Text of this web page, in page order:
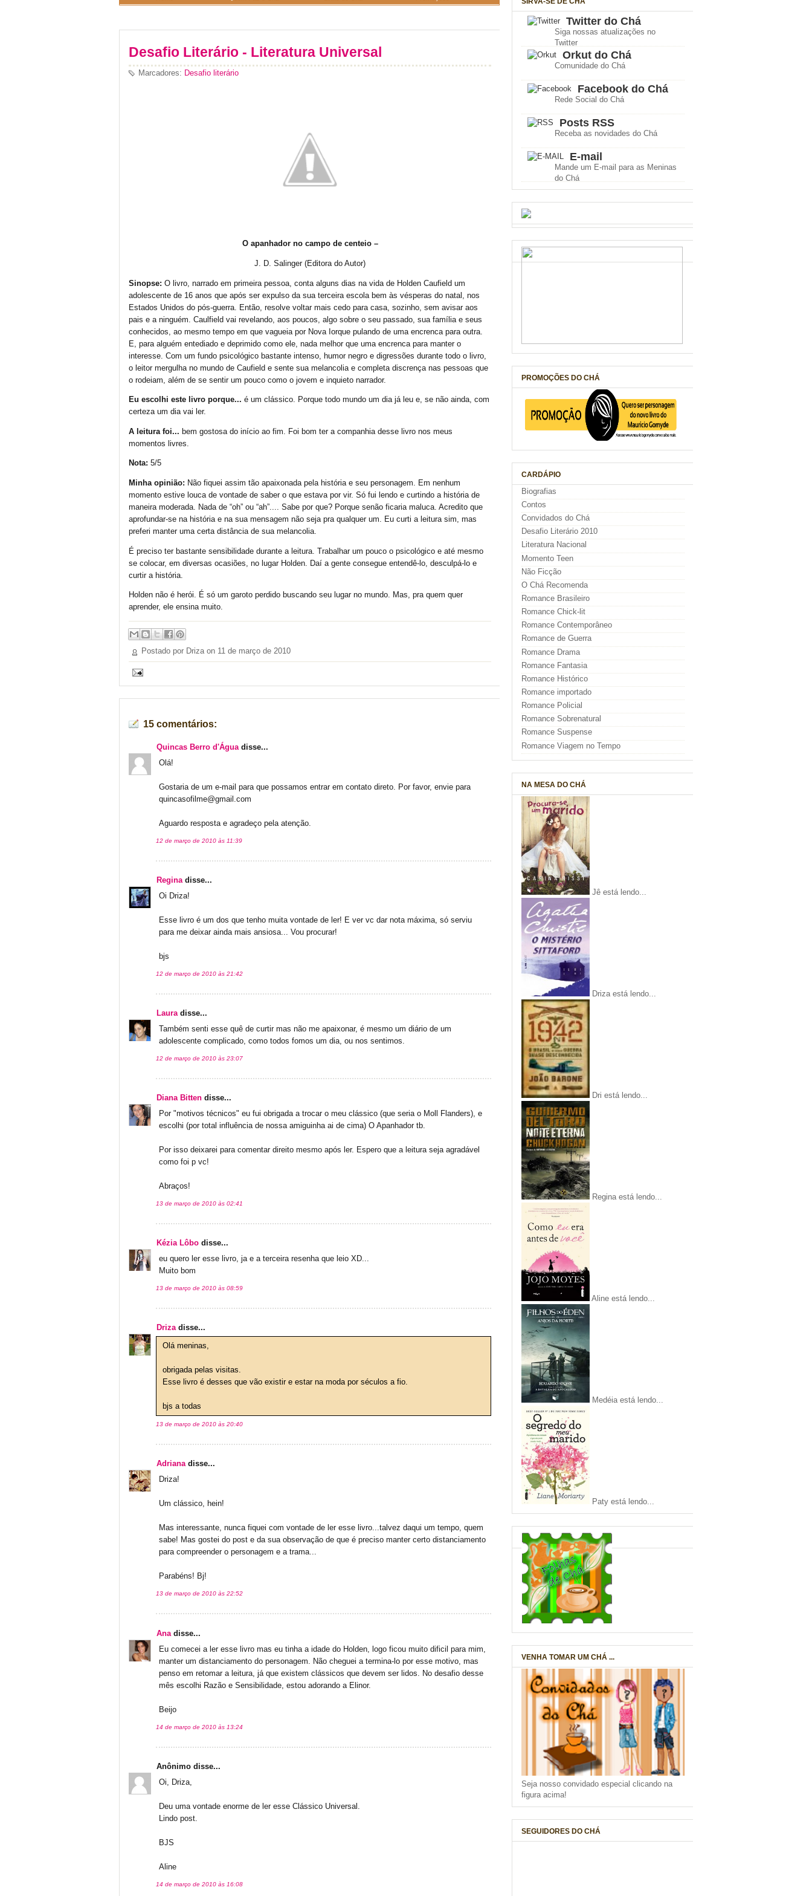
Desafio Literário - Literatura Universal
Marcadores: Desafio literário
O apanhador no campo de centeio –
J. D. Salinger (Editora do Autor)
Sinopse: O livro, narrado em primeira pessoa, conta alguns dias na vida de Holden Caufield um
adolescente de 16 anos que após ser expulso da sua terceira escola bem às vésperas do natal, nos
Estados Unidos do pós-guerra. Então, resolve voltar mais cedo para casa, sozinho, sem avisar aos
pais e a ninguém. Caulfield vai revelando, aos poucos, algo sobre o seu passado, sua família e seus
conhecidos, ao mesmo tempo em que vagueia por Nova Iorque pulando de uma encrenca para outra.
E, para alguém entediado e deprimido como ele, nada melhor que uma encrenca para manter o
interesse. Com um fundo psicológico bastante intenso, humor negro e digressões durante todo o livro,
o leitor mergulha no mundo de Caufield e sente sua melancolia e completa discrença nas pessoas que
o rodeiam, além de se sentir um pouco como o jovem e inquieto narrador.
Eu escolhi este livro porque... é um clássico. Porque todo mundo um dia já leu e, se não ainda, com
certeza um dia vai ler.
A leitura foi... bem gostosa do início ao fim. Foi bom ter a companhia desse livro nos meus
momentos livres.
Nota: 5/5
Minha opinião: Não fiquei assim tão apaixonada pela história e seu personagem. Em nenhum
momento estive louca de vontade de saber o que estava por vir. Só fui lendo e curtindo a história de
maneira moderada. Nada de “oh” ou “ah”.... Sabe por que? Porque senão ficaria maluca. Acredito que
aprofundar-se na história e na sua mensagem não seja pra qualquer um. Eu curti a leitura sim, mas
preferi manter uma certa distância de sua melancolia.
É preciso ter bastante sensibilidade durante a leitura. Trabalhar um pouco o psicológico e até mesmo
se colocar, em diversas ocasiões, no lugar Holden. Daí a gente consegue entendê-lo, desculpá-lo e
curtir a história.
Holden não é herói. É só um garoto perdido buscando seu lugar no mundo. Mas, pra quem quer
aprender, ele ensina muito.
Postado por Driza on 11 de março de 2010
15 comentários:
Quincas Berro d'Água disse...
Olá!
Gostaria de um e-mail para que possamos entrar em contato direto. Por favor, envie para
quincasofilme@gmail.com
Aguardo resposta e agradeço pela atenção.
12 de março de 2010 às 11:39
Regina disse...
Oi Driza!
Esse livro é um dos que tenho muita vontade de ler! E ver vc dar nota máxima, só serviu
para me deixar ainda mais ansiosa... Vou procurar!
bjs
12 de março de 2010 às 21:42
Lauradisse...
Também senti esse quê de curtir mas não me apaixonar, é mesmo um diário de um
adolescente complicado, como todos fomos um dia, ou nos sentimos.
12 de março de 2010 às 23:07
Diana Bitten disse...
Por "motivos técnicos" eu fui obrigada a trocar o meu clássico (que seria o Moll Flanders), e
escolhi (por total influência de nossa amiguinha ai de cima) O Apanhador tb.
Por isso deixarei para comentar direito mesmo após ler. Espero que a leitura seja agradável
como foi p vc!
Abraços!
13 de março de 2010 às 02:41
Kézia Lôbo disse...
eu quero ler esse livro, ja e a terceira resenha que leio XD...
Muito bom
13 de março de 2010 às 08:59
Drizadisse...
Olá meninas,
obrigada pelas visitas.
Esse livro é desses que vão existir e estar na moda por séculos a fio.
bjs a todas
13 de março de 2010 às 20:40
Adrianadisse...
Driza!
Um clássico, hein!
Mas interessante, nunca fiquei com vontade de ler esse livro...talvez daqui um tempo, quem
sabe! Mas gostei do post e da sua observação de que é preciso manter certo distanciamento
para compreender o personagem e a trama...
Parabéns! Bj!
13 de março de 2010 às 22:52
Ana disse...
Eu comecei a ler esse livro mas eu tinha a idade do Holden, logo ficou muito dificil para mim,
manter um distanciamento do personagem. Não cheguei a termina-lo por esse motivo, mas
penso em retomar a leitura, já que existem clássicos que devem ser lidos. No desafio desse
mês escolhi Razão e Sensibilidade, estou adorando a Elinor.
Beijo
14 de março de 2010 às 13:24
Anônimo disse...
Oi, Driza,
Deu uma vontade enorme de ler esse Clássico Universal.
Lindo post.
BJS
Aline
14 de março de 2010 às 16:08
Twitter do Chá
Siga nossas atualizações no
Twitter
Orkut do Chá
Comunidade do Chá
Facebook do Chá
Rede Social do Chá
Posts RSS
Receba as novidades do Chá
E-mail
Mande um E-mail para as Meninas
do Chá
PROMOÇÕES DO CHÁ
CARDÁPIO
Biografias
Contos
Convidados do Chá
Desafio Literário 2010
Literatura Nacional
Momento Teen
Não Ficção
O Chá Recomenda
Romance Brasileiro
Romance Chick-lit
Romance Contemporâneo
Romance de Guerra
Romance Drama
Romance Fantasia
Romance Histórico
Romance importado
Romance Policial
Romance Sobrenatural
Romance Suspense
Romance Viagem no Tempo
NA MESA DO CHÁ
Jê está lendo...
Driza está lendo...
Dri está lendo...
Regina está lendo...
Aline está lendo...
Medéia está lendo...
Paty está lendo...
VENHA TOMAR UM CHÁ ...
Seja nosso convidado especial clicando na
figura acima!
SEGUIDORES DO CHÁ